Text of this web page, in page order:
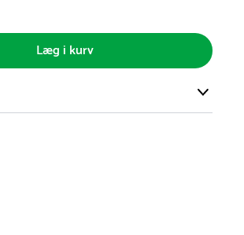
Læg i kurv